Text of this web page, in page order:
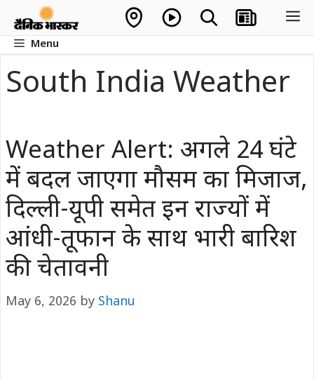
contentMenu
South India Weather
Weather Alert: अगले 24 घंटे
में बदल जाएगा मौसम का मिजाज,
दिल्ली-यूपी समेत इन राज्यों में
आंधी-तूफान के साथ भारी बारिश
की चेतावनी
May 6, 2026 by Shanu